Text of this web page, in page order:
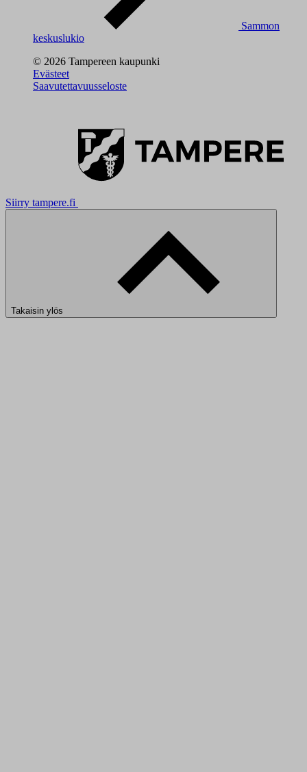
Sammon
keskuslukio
© 2026 Tampereen kaupunki
Evästeet
Saavutettavuusseloste
Siirry tampere.fi
Takaisin ylös